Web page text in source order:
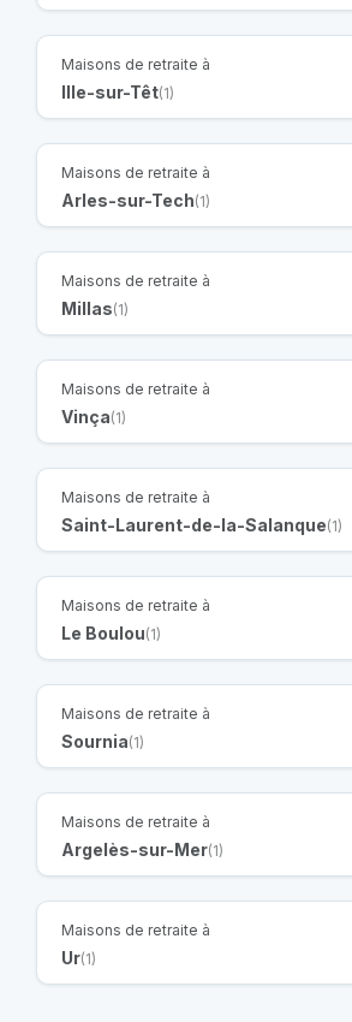
Maisons de retraite à
Ille-sur-Têt(1)
Maisons de retraite à
Arles-sur-Tech(1)
Maisons de retraite à
Millas(1)
Maisons de retraite à
Vinça(1)
Maisons de retraite à
Saint-Laurent-de-la-Salanque(1)
Maisons de retraite à
Le Boulou(1)
Maisons de retraite à
Sournia(1)
Maisons de retraite à
Argelès-sur-Mer(1)
Maisons de retraite à
Ur(1)